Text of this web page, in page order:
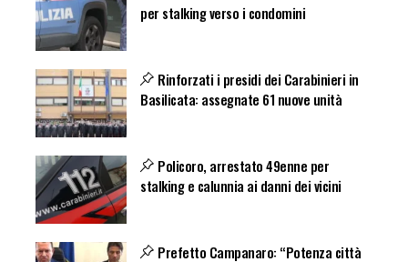
per stalking verso i condomini
Rinforzati i presidi dei Carabinieri in
Basilicata: assegnate 61 nuove unità
Policoro, arrestato 49enne per
stalking e calunnia ai danni dei vicini
Prefetto Campanaro: “Potenza città